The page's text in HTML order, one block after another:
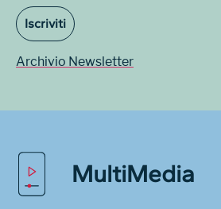
Iscriviti
Archivio Newsletter
MultiMedia